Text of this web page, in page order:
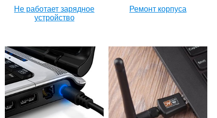
Не работает зарядное
устройство
Ремонт корпуса